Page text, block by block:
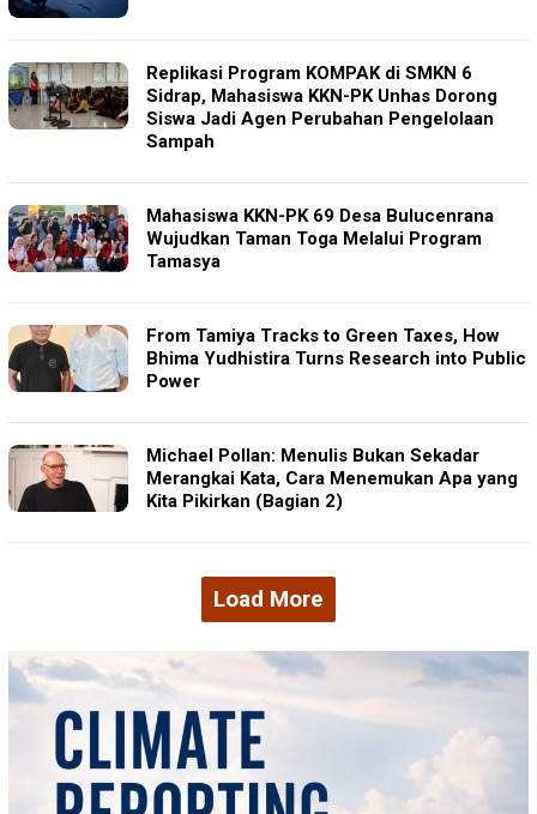
Replikasi Program KOMPAK di SMKN 6
Sidrap, Mahasiswa KKN-PK Unhas Dorong
Siswa Jadi Agen Perubahan Pengelolaan
Sampah
Mahasiswa KKN-PK 69 Desa Bulucenrana
Wujudkan Taman Toga Melalui Program
Tamasya
From Tamiya Tracks to Green Taxes, How
Bhima Yudhistira Turns Research into Public
Power
Michael Pollan: Menulis Bukan Sekadar
Merangkai Kata, Cara Menemukan Apa yang
Kita Pikirkan (Bagian 2)